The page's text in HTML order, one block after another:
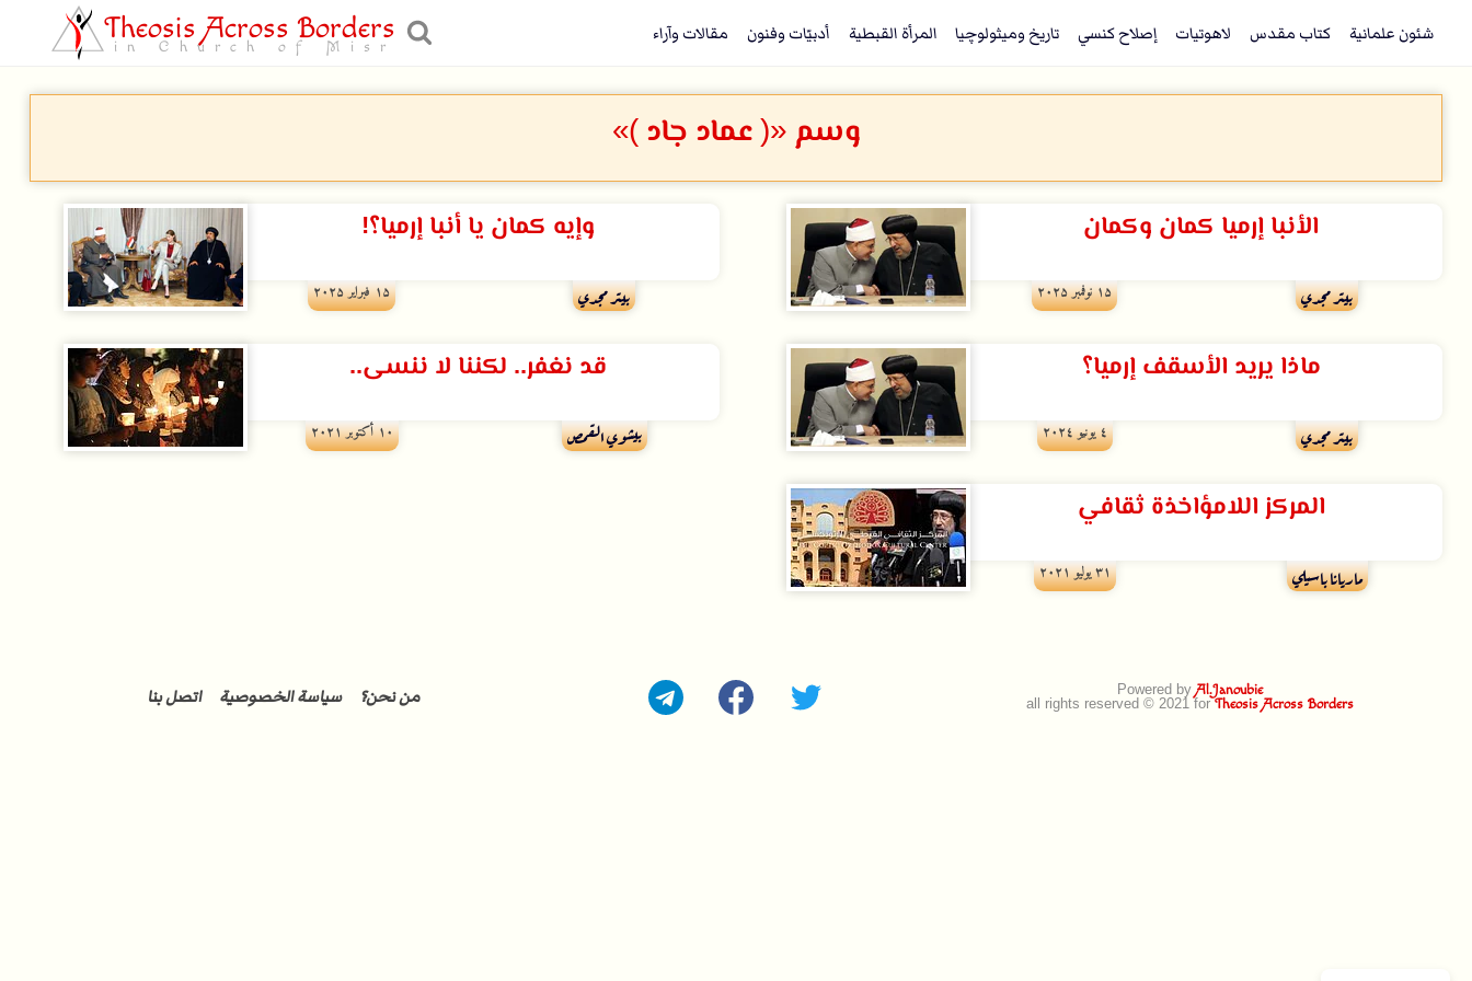
شئون علمانية كتاب مقدس لاهوتيات إصلاح كنسي تاريخ وميثولوچيا المرأة القبطية أدبيّات وفنون مقالات وآراء Theosis Across Borders
in Church of Misr
وسم «( عماد جاد )»
الأنبا إرميا كمان وكمان
بيتر مجدي ۱۵ نوفمبر ۲۰۲۵
وإيه كمان يا أنبا إرميا؟!
بيتر مجدي ۱۵ فبراير ۲۰۲۵
ماذا يريد الأسقف إرميا؟
بيتر مجدي ٤ يونيو ۲۰۲٤
قد نغفر.. لكننا لا ننسى..
بيشوي القمص ۱۰ أكتوبر ۲۰۲۱
المركز اللامؤاخذة ثقافي
ماريانا باسيلي ۳۱ يوليو ۲۰۲۱
Powered byAl.Janoubie
all rights reserved © 2021 forTheosis Across Borders من نحن؟ سياسة الخصوصية اتصل بنا